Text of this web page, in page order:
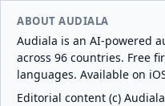
ABOUT AUDIALA
Audiala is an AI-powered
across 96 countries. Free
languages. Available on
Editorial content (c)